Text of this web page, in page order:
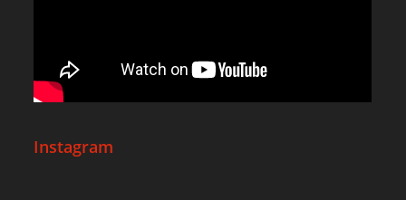
Instagram